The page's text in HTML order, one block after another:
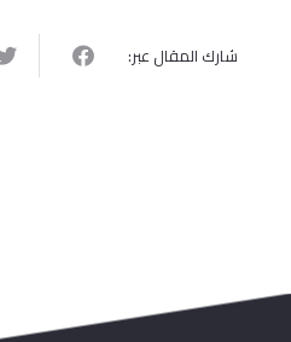
شارك المقال عبر: